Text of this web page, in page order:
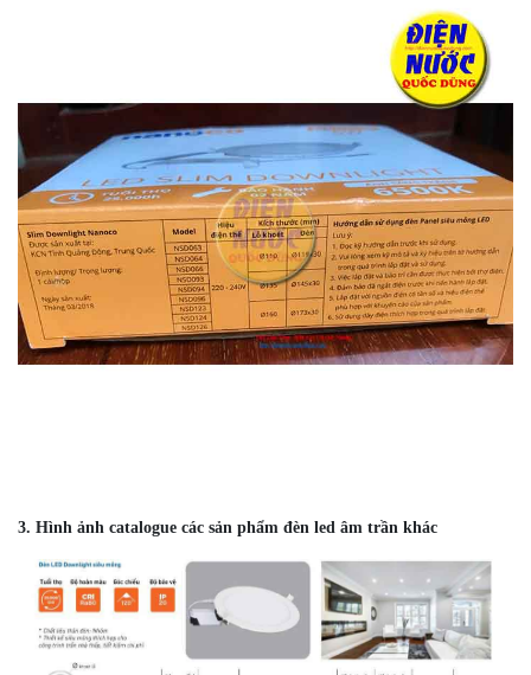
3. Hình ảnh catalogue các sản phẩm đèn led âm trần khác